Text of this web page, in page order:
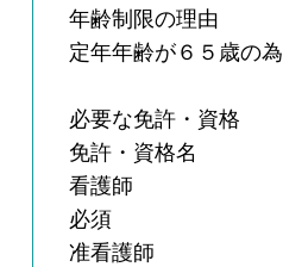
年齢制限の理由
定年年齢が６５歳の為
必要な免許・資格
免許・資格名
看護師
必須
准看護師